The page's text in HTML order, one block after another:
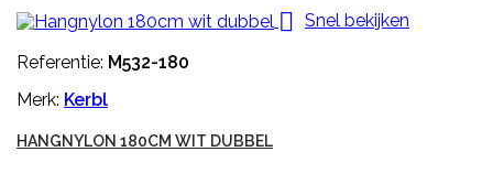
 Snel bekijken
Referentie: M532-180
Merk: Kerbl
HANGNYLON 180CM WIT DUBBEL